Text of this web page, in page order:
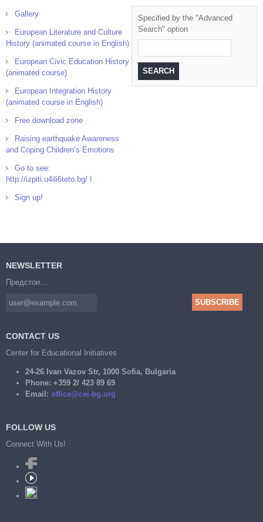
Gallery
European Literature and Culture
History (animated course in English)
European Civic Education History
(animated course)
European Integration History
(animated course in English)
Free download zone
Raising earthquake Awareness
and Coping Children’s Emotions
Go to see:
http://izpiti.u4ili6teto.bg/ !
Sign up!
Specified by the "Advanced
Search" option
NEWSLETTER
Предстои...
CONTACT US
Center for Educational Initiatives
24-26 Ivan Vazov Str, 1000 Sofia, Bulgaria
Phone: +359 2/ 423 89 69
Email: office@cei-bg.org
FOLLOW US
Connect With Us!